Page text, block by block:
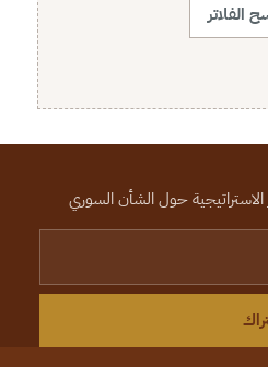
الفلاتر
حول الشأن السوري